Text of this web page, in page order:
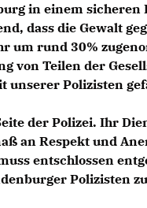
in einem sicheren
dass die Gewalt
um rund 30%
von Teilen der
unserer Polizisten
der Polizei. Ihr
an Respekt und
entschlossen
Polizisten